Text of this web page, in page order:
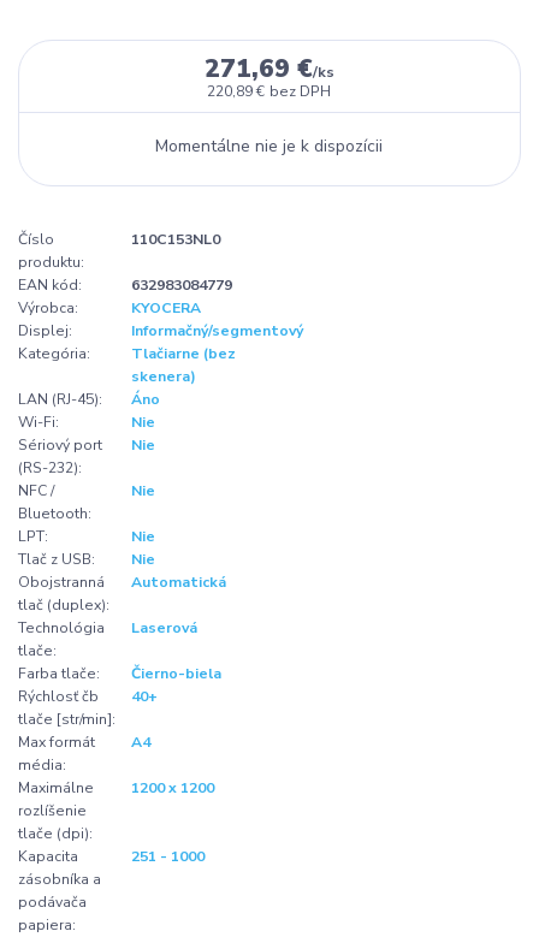
271,69 €/ks
220,89 € bez DPH
Momentálne nie je k dispozícii
Číslo
produktu:
110C153NL0
EAN kód:
632983084779
Výrobca:
KYOCERA
Displej:
Informačný/segmentový
Kategória:
Tlačiarne (bez
skenera)
LAN (RJ-45):
Áno
Wi-Fi:
Nie
Sériový port
(RS-232):
Nie
NFC /
Bluetooth:
Nie
LPT:
Nie
Tlač z USB:
Nie
Obojstranná
tlač (duplex):
Automatická
Technológia
tlače:
Laserová
Farba tlače:
Čierno-biela
Rýchlosť čb
tlače [str/min]:
40+
Max formát
média:
A4
Maximálne
rozlíšenie
tlače (dpi):
1200 x 1200
Kapacita
zásobníka a
podávača
papiera:
251 - 1000